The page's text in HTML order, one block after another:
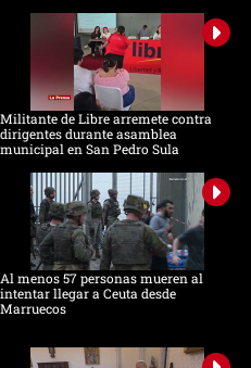
Militante de Libre arremete contra
dirigentes durante asamblea
municipal en San Pedro Sula
Al menos 57 personas mueren al
intentar llegar a Ceuta desde
Marruecos